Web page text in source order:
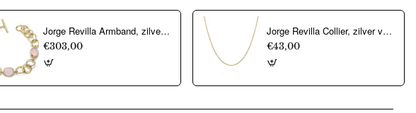
Jorge Revilla Armband, zilver verguld met Rose Quartz Shade Collection (lengte: mm.) - 23771
€303,00
Jorge Revilla Collier, zilver verguld jasseron (lengte: 45cm.) - 23779
€43,00